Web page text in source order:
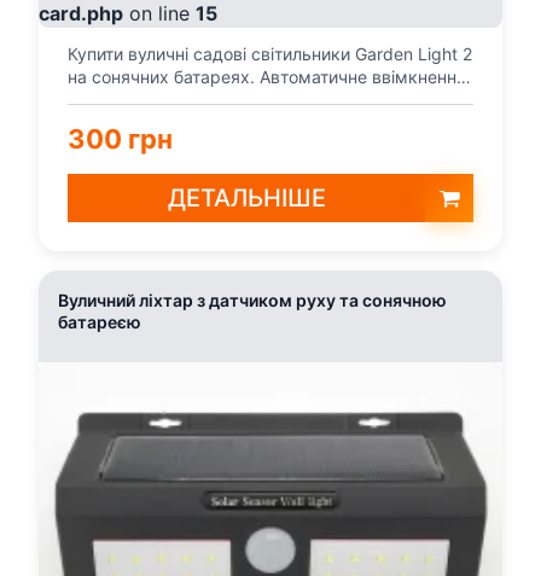
card.php on line 15
Купити вуличні садові світильники Garden Light 2
на сонячних батареях. Автоматичне ввімкнення
вночі,...
300 грн
ДЕТАЛЬНІШЕ
Вуличний ліхтар з датчиком руху та сонячною
батареєю